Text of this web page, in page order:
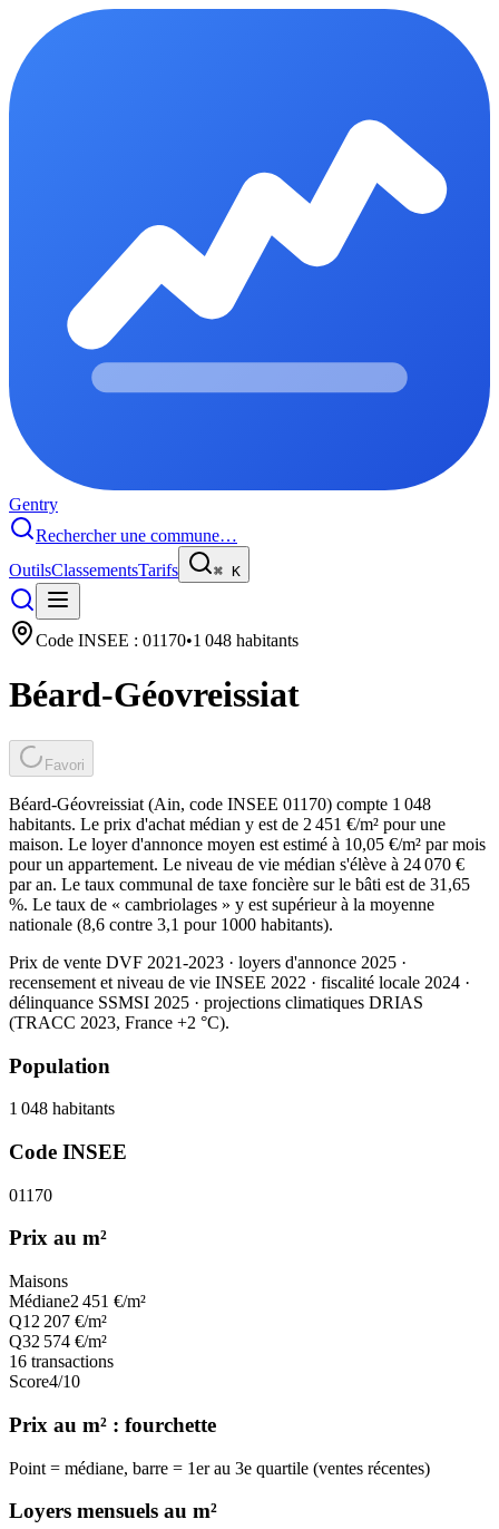
Gentry
Rechercher une commune…
OutilsClassementsTarifs ⌘ K
Code INSEE : 01170•1 048 habitants
Béard-Géovreissiat
Favori
Béard-Géovreissiat (Ain, code INSEE 01170) compte 1 048
habitants. Le prix d'achat médian y est de 2 451 €/m² pour une
maison. Le loyer d'annonce moyen est estimé à 10,05 €/m² par mois
pour un appartement. Le niveau de vie médian s'élève à 24 070 €
par an. Le taux communal de taxe foncière sur le bâti est de 31,65
%. Le taux de « cambriolages » y est supérieur à la moyenne
nationale (8,6 contre 3,1 pour 1000 habitants).
Prix de vente DVF 2021-2023 · loyers d'annonce 2025 ·
recensement et niveau de vie INSEE 2022 · fiscalité locale 2024 ·
délinquance SSMSI 2025 · projections climatiques DRIAS
(TRACC 2023, France +2 °C).
Population
1 048 habitants
Code INSEE
01170
Prix au m²
Maisons
Médiane2 451 €/m²
Q1 2 207 €/m²
Q32 574 €/m²
16 transactions
Score4/10
Prix au m² : fourchette
Point = médiane, barre = 1er au 3e quartile (ventes récentes)
Loyers mensuels au m²